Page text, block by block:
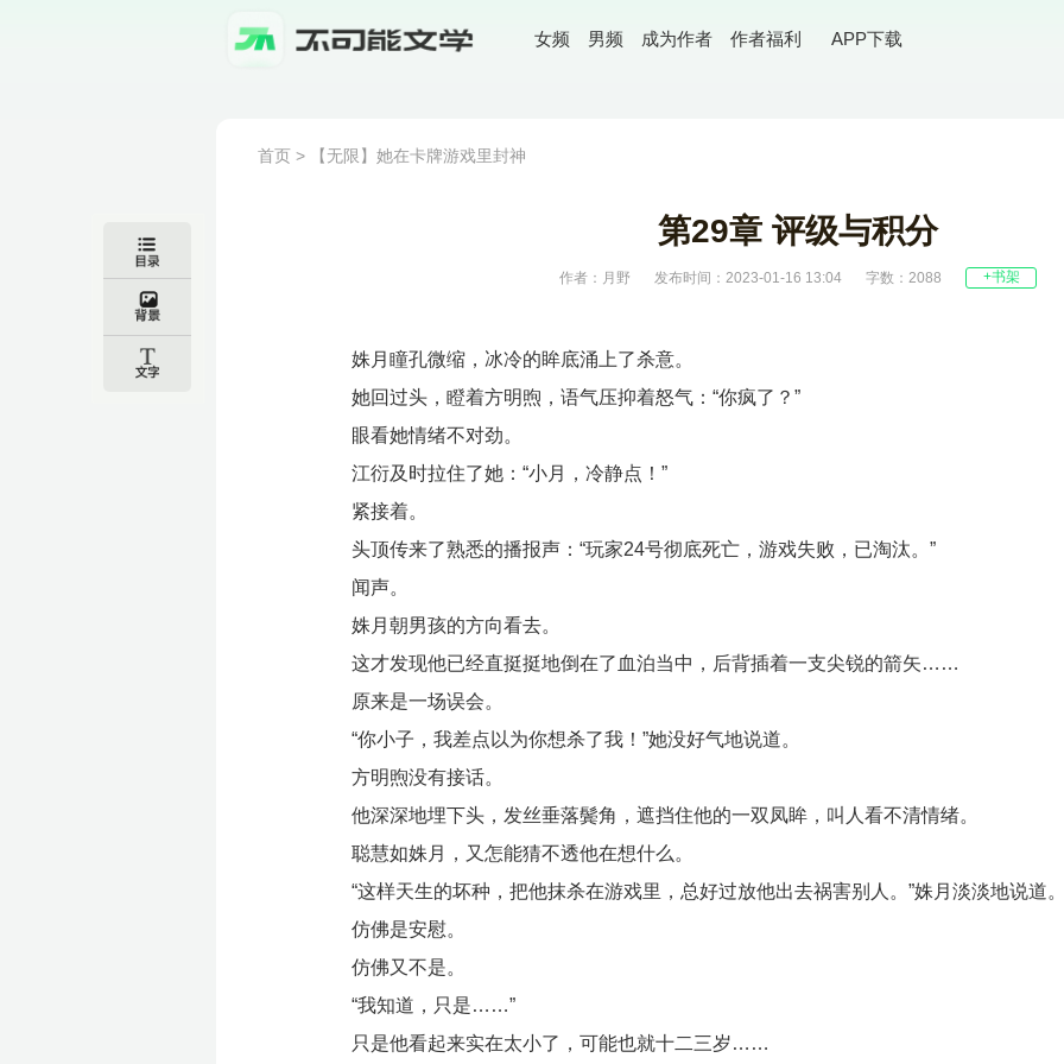
女频 男频 成为作者 作者福利 APP下载
首页 > 【无限】她在卡牌游戏里封神
第29章 评级与积分
作者：月野 发布时间：2023-01-16 13:04 字数：2088 +书架
姝月瞳孔微缩，冰冷的眸底涌上了杀意。
她回过头，瞪着方明煦，语气压抑着怒气：“你疯了？”
眼看她情绪不对劲。
江衍及时拉住了她：“小月，冷静点！”
紧接着。
头顶传来了熟悉的播报声：“玩家24号彻底死亡，游戏失败，已淘汰。”
闻声。
姝月朝男孩的方向看去。
这才发现他已经直挺挺地倒在了血泊当中，后背插着一支尖锐的箭矢……
原来是一场误会。
“你小子，我差点以为你想杀了我！”她没好气地说道。
方明煦没有接话。
他深深地埋下头，发丝垂落鬓角，遮挡住他的一双凤眸，叫人看不清情绪。
聪慧如姝月，又怎能猜不透他在想什么。
“这样天生的坏种，把他抹杀在游戏里，总好过放他出去祸害别人。”姝月淡淡地说道
仿佛是安慰。
仿佛又不是。
“我知道，只是……”
只是他看起来实在太小了，可能也就十二三岁……